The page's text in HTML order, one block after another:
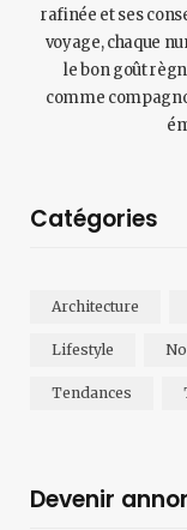
rafinée et ses
voyage, chaque
le bon goût
comme
Catégories
Architecture
Lifestyle
Tendances
Devenir